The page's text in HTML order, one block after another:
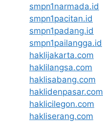
smpn1narmada.id
smpn1pacitan.id
smpn1padang.id
smpn1pailangga.id
haklijakarta.com
haklilangsa.com
haklisabang.com
haklidenpasar.com
haklicilegon.com
hakliserang.com